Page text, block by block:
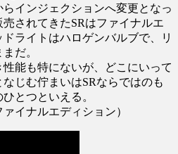
インジェクションへ変更となっ
されてきたSRはファイナルエ
ライトはハロゲンバルブで、リ
だ。
能も特にないが、どこにいって
じむ佇まいはSRならではのも
とつといえる。
イナルエディション）